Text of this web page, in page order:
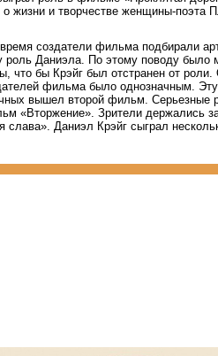
и творчестве женщины-поэта
создатели фильма подбирали
роль Даниэла. По этому поводу было
бы Крэйг был отстранен от роли.
фильма было однозначным.
вышел второй фильм.
«Вторжение». Зрители держались
Даниэл Крэйг сыграл